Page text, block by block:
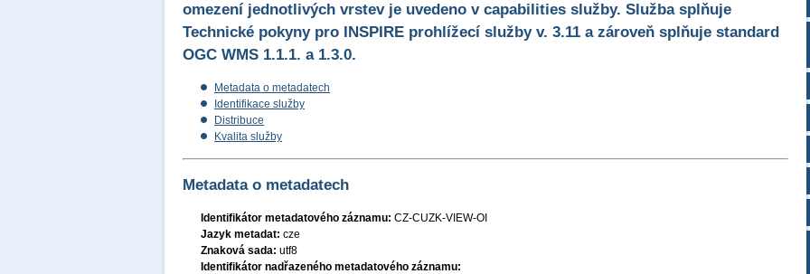
omezení jednotlivých vrstev je uvedeno v capabilities služby. Služba splňuje
Technické pokyny pro INSPIRE prohlížecí služby v. 3.11 a zároveň splňuje standard
OGC WMS 1.1.1. a 1.3.0.
Metadata o metadatech
Identifikace služby
Distribuce
Kvalita služby
Metadata o metadatech
Identifikátor metadatového záznamu: CZ-CUZK-VIEW-OI
Jazyk metadat: cze
Znaková sada: utf8
Identifikátor nadřazeného metadatového záznamu: